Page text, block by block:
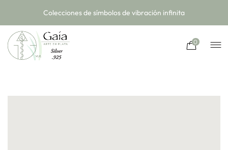
Colecciones de símbolos de vibración infinita
0